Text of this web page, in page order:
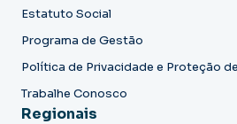
Estatuto Social
Programa de Gestão
Política de Privacidade e Proteção
Trabalhe Conosco
Regionais